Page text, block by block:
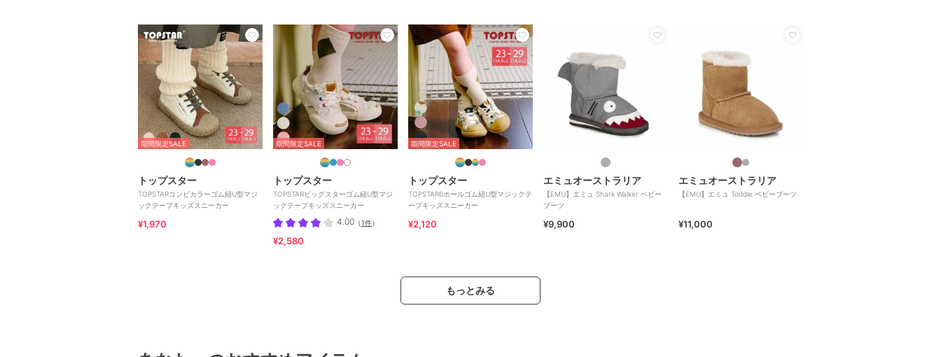
期間限定SALE
トップスター
TOPSTARコンビカラーゴム紐U型マジ
ックテープキッズスニーカー
¥1,970
期間限定SALE
トップスター
TOPSTARビッグスターゴム紐U型マジ
ックテープキッズスニーカー
4.00 （1件）
¥2,580
期間限定SALE
トップスター
TOPSTAR6ホールゴム紐U型マジックテ
ープキッズスニーカー
¥2,120
エミュオーストラリア
【EMU】エミュ Shark Walker ベビー
ブーツ
¥9,900
エミュオーストラリア
【EMU】エミュ Toddle ベビーブーツ
¥11,000
もっとみる